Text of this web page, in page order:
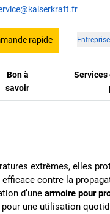
rapide Entreprise
Bon à
savoir
Services
extrêmes, elles
efficace contre la
d’une armoire pour
une utilisation